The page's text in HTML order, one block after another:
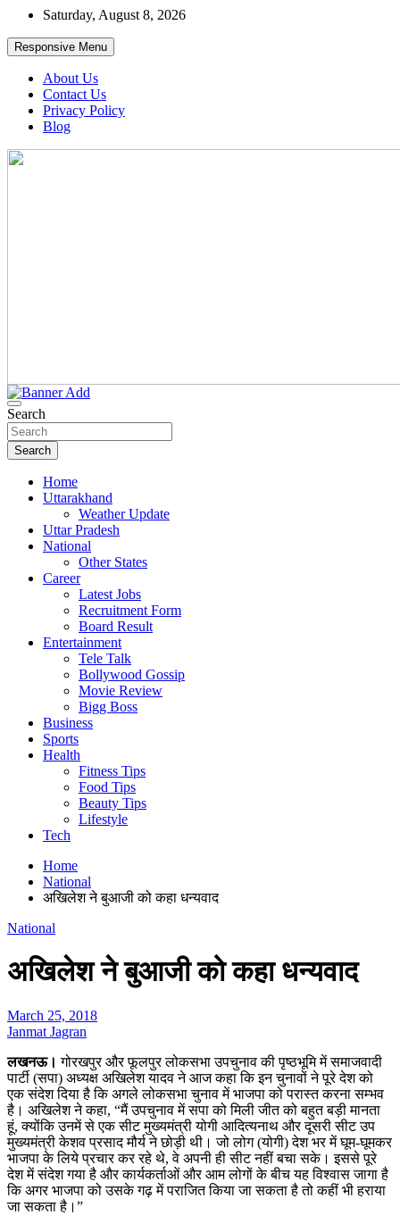
Skip
content
Saturday, August 8, 2026
Responsive Menu
About Us
Contact Us
Privacy Policy
Blog
Search
Search
Home
Uttarakhand
Weather Update
Uttar Pradesh
National
Other States
Career
Latest Jobs
Recruitment Form
Board Result
Entertainment
Tele Talk
Bollywood Gossip
Movie Review
Bigg Boss
Business
Sports
Health
Fitness Tips
Food Tips
Beauty Tips
Lifestyle
Tech
Home
National
अखिलेश ने बुआजी को कहा धन्यवाद
National
अखिलेश ने बुआजी को कहा धन्यवाद
March 25, 2018
Janmat Jagran
लखनऊ। गोरखपुर और फूलपुर लोकसभा उपचुनाव की पृष्ठभूमि में समाजवादी
पार्टी (सपा) अध्‍यक्ष अखिलेश यादव ने आज कहा कि इन चुनावों ने पूरे देश को
एक संदेश दिया है कि अगले लोकसभा चुनाव में भाजपा को परास्‍त करना सम्‍भव
है। अखिलेश ने कहा, “मैं उपचुनाव में सपा को मिली जीत को बहुत बड़ी मानता
हूं, क्‍योंकि उनमें से एक सीट मुख्‍यमंत्री योगी आदित्‍यनाथ और दूसरी सीट उप
मुख्‍यमंत्री केशव प्रसाद मौर्य ने छोड़ी थी। जो लोग (योगी) देश भर में घूम-घूमकर
भाजपा के लिये प्रचार कर रहे थे, वे अपनी ही सीट नहीं बचा सके। इससे पूरे
देश में संदेश गया है और कार्यकर्ताओं और आम लोगों के बीच यह विश्‍वास जागा है
कि अगर भाजपा को उसके गढ़ में पराजित किया जा सकता है तो कहीं भी हराया
जा सकता है।”